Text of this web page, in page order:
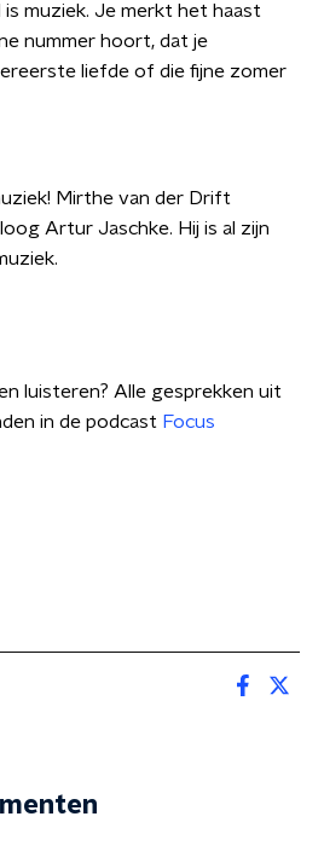
is muziek. Je merkt het haast
nummer hoort, dat je
liefde of die fijne zomer
Mirthe van der Drift
Artur Jaschke. Hij is al zijn
luisteren? Alle gesprekken uit
in de podcast Focus